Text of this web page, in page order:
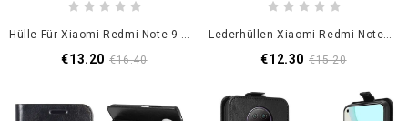
Hülle Für Xiaomi Redmi Note 9 5G / Note 9T 5G Schwarz Rüstung Mit Gefrostetem Effekt
€13.20 €16.40
Lederhüllen Xiaomi Redmi Note 9 5G / Note 9T 5G Schwarz Klassisches Kunstleder
€12.30 €15.20